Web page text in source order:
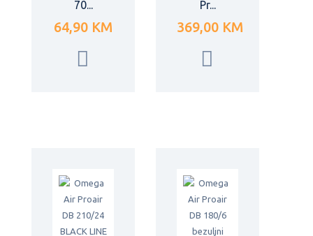
70...
64,90 KM
Pr...
369,00 KM